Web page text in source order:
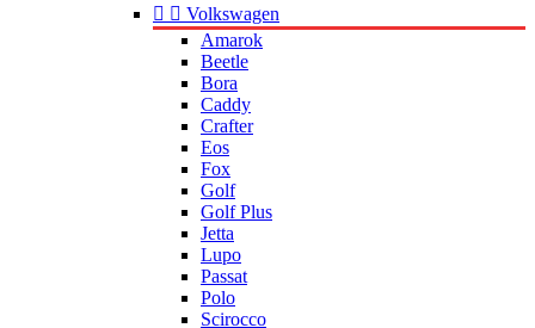
  Volkswagen
Amarok
Beetle
Bora
Caddy
Crafter
Eos
Fox
Golf
Golf Plus
Jetta
Lupo
Passat
Polo
Scirocco